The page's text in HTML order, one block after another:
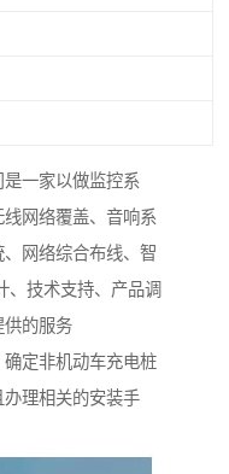
一家以做监控系
网络覆盖、音响系
网络综合布线、智
、技术支持、产品调
供的服务
定非机动车充电桩
理相关的安装手